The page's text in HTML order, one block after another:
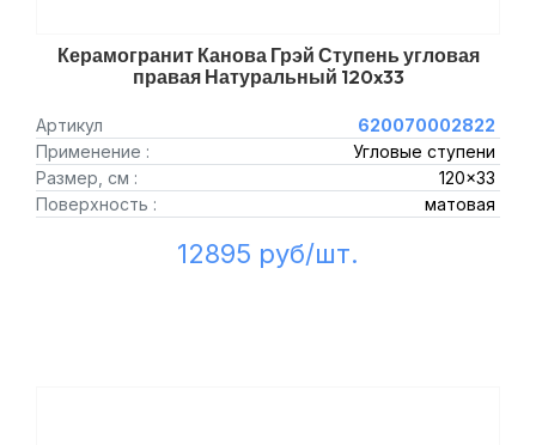
Керамогранит Канова Грэй Ступень угловая
правая Натуральный 120x33
Артикул
620070002822
Применение :
Угловые ступени
Размер, см :
120x33
Поверхность :
матовая
12895 руб/шт.